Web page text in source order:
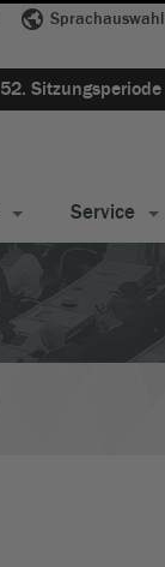
Sprachauswahl
52. Sitzungsperiode
Service